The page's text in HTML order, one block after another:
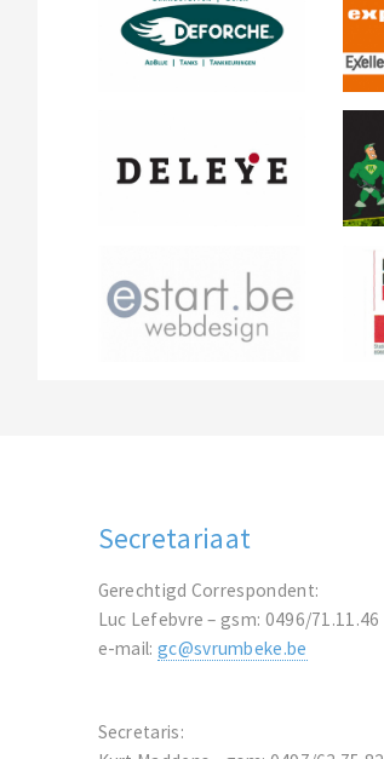
Secretariaat
Gerechtigd Correspondent:
Luc Lefebvre – gsm: 0496/71.11.46
e-mail: gc@svrumbeke.be
Secretaris: